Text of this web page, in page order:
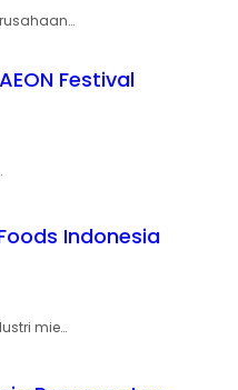
Festival
Indonesia
mie…